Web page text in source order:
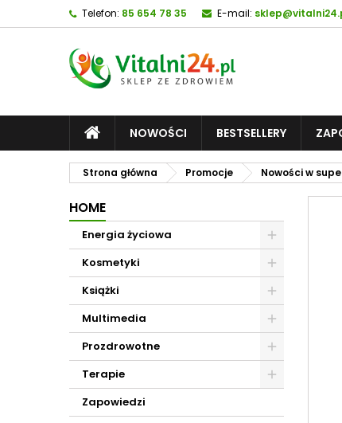
Telefon: 85 654 78 35 E-mail:
NOWOŚCI BESTSELLERY
Strona główna Promocje Nowości w
HOME
Energia życiowa
Kosmetyki
Książki
Multimedia
Prozdrowotne
Terapie
Zapowiedzi